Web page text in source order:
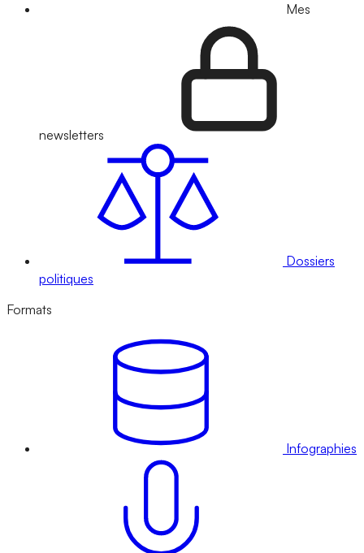
Mes
newsletters
Dossiers
politiques
Formats
Infographies